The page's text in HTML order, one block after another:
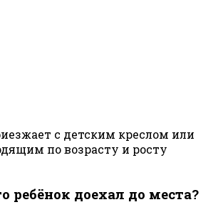
с детским креслом или
по возрасту и росту
ребёнок доехал до места?